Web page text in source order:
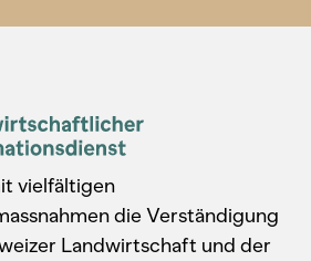
vielfältigen
die Verständigung
Landwirtschaft und der